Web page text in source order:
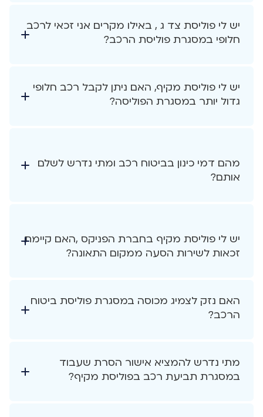
יש לי פוליסת צד ג , באילו מקרים אני זכאי לרכב
חלופי במסגרת פוליסת הרכב?
יש לי פוליסת מקיף, האם ניתן לקבל רכב חלופי
גדול יותר במסגרת הפוליסה?
מהם דמי כינון בביטוח רכב ומתי נדרש לשלם
אותם?
יש לי פוליסת מקיף בחברת הפניקס ,האם קיימת
זכאות לשירות הסעה ממקום התאונה?
האם נזק לצמיג מכוסה במסגרת פוליסת ביטוח
הרכב?
מתי נדרש להמציא אישור הסרת שעבוד
במסגרת תביעת רכב בפוליסת מקיף?